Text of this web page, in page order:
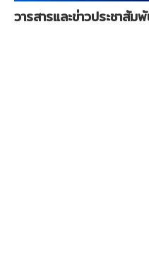
บริการนักเรียน
วารสารและข่าวประชาสั